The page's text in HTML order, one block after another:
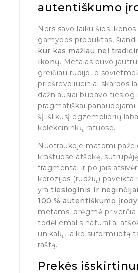
autentiškumo
Nors savo laiku šios
gamybos produktas,
kur kas mažiau nei
ikonų. Metalas buvo
greičiau rūdijo, o
priešrevoliuciniai skardos
dažniausiai būdavo tiesiog
pragmatiškai panaudojami
šį išlikusį egzempliorių
kolekcininkų ratuose.
Nuotraukoje matomi
kraštuose atšokę,
fragmentai ir po jais
korozijos (rūdžių) paveikta
yra tiesioginis ir
100 % autentiškumo
metams, drėgmė priverčia
todėl emalis natūraliai
unikalų, laiko suformuotą
raštą.
Prekės